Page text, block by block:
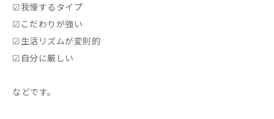
☑我慢するタイプ
☑こだわりが強い
☑生活リズムが変則的
☑自分に厳しい
などです。